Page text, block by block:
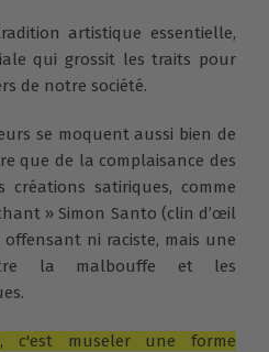
artistique essentielle,
qui grossit les traits pour
de notre société.
se moquent aussi bien de
que de la complaisance des
satiriques, comme
» Simon Santo (clin d’œil
offensant ni raciste, mais une
la malbouffe et les
c'est museler une forme